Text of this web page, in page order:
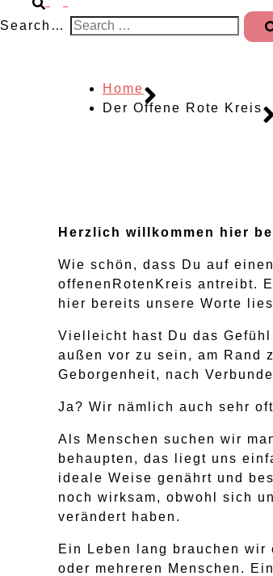
Search…
Home
Der Offene Rote Kreis
Herzlich willkommen hier
Wie schön, dass Du auf
offenenRotenKreis antreibt.
hier bereits unsere Worte
Vielleicht hast Du das
außen vor zu sein, am Rand
Geborgenheit, nach
Ja? Wir nämlich auch sehr
Als Menschen suchen wir
behaupten, das liegt uns
ideale Weise genährt und
noch wirksam, obwohl sich
verändert haben.
Ein Leben lang brauchen wir
oder mehreren Menschen.